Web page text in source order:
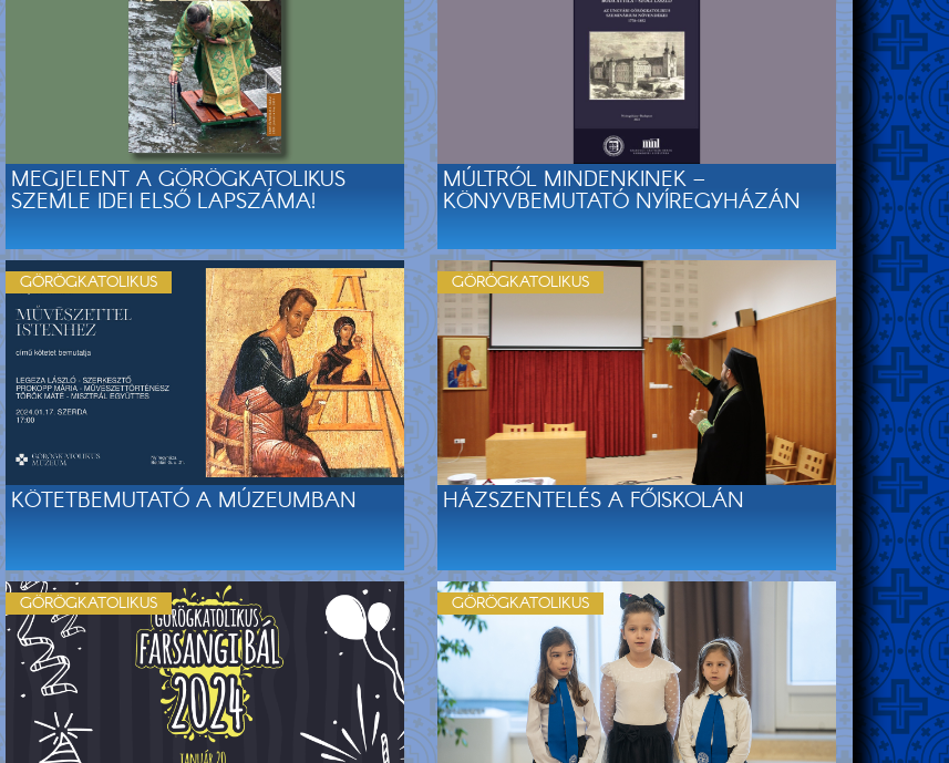
MEGJELENT A GÖRÖGKATOLIKUS
SZEMLE IDEI ELSŐ LAPSZÁMA!
MÚLTRÓL MINDENKINEK –
KÖNYVBEMUTATÓ NYÍREGYHÁZÁN
KÖTETBEMUTATÓ A MÚZEUMBAN
GÖRÖGKATOLIKUS
HÁZSZENTELÉS A FŐISKOLÁN
GÖRÖGKATOLIKUS
GÖRÖGKATOLIKUS GÖRÖGKATOLIKUS